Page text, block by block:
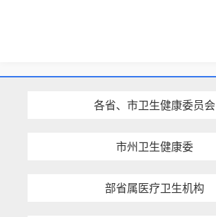
各省、市卫生健康委员会
市州卫生健康委
部省属医疗卫生机构